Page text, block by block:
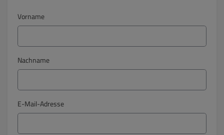
Vorname
Nachname
E-Mail-Adresse